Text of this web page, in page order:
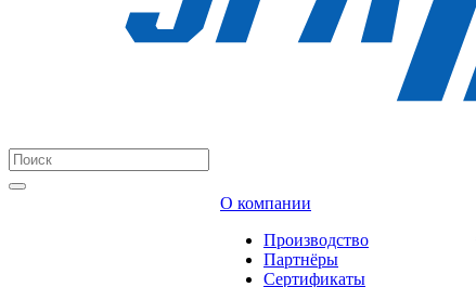
О компании
Производство
Партнёры
Сертификаты